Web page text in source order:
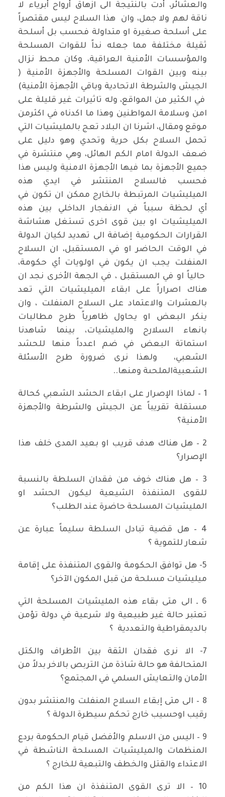
والعشائر، أدت بالنتيجة الى ازهاق أرواح أبرياء لا
ناقة لهم ولا جمل، وان هذا السلاح ليس مقتصراً
على أسلحة صغيرة او متداولة فحسب بل أسلحة
ثقيلة مختلفة مما جعله نداً للقوات المسلحة
والمؤسسات الأمنية العراقية، وكان محط نزال
بينه وبين القوات المسلحة والأجهزة الأمنية (
الجيش والشرطة الاتحادية وباقي الأجهزة الأمنية)
في الكثير من المواقع، وله تاثيرات غير قليلة على
امن وسلامة المواطنين وهذا ما اكدناه في اكثرمن
موقع ومقال، اشرنا ان البلاد تعج بالمليشيات التي
تحمل السلاح بكل حرية وتحدي وهو دليل على
ضعف الدولة امام الكم الهائل، وهي منتشرة في
جميع الأجهزة بما فيها الأجهزة الامنية وليس هذا
فحسب فالسلاح المنتشر في ايدي هذه
الميليشيات المرتبطة بالخارج ممكن ان تكون في
أي لحظة سبباً في الانفجار الداخلي بين هذه
الميليشيات او بين قوى اخرى تستغل هشاشة
القرارات الحكومية إضافة الى تهديد لكيان الدولة
في الوقت الحاضر او في المستقبل، ان السلاح
المنفلت يجب ان يكون في اولويات أي حكومة،
حالياً او في المستقبل ، في الجهة الأخرى نجد ان
هناك اصراراً على ابقاء الميليشيات التي تعد
بالعشرات والاعتماد على السلاح المنفلت ، وان
ينكر البعض او يحاول ظاهرياً طرح مطالبات
بانهاء السلارح والمليشيات، بينما شاهدنا
استماتة البعض في ضم اعدداً منها للحشد
الشعبي، ولهذا نرى ضرورة طرح الأسئلة
الشعبيةالملحىة ومنها..
1 – لماذا الإصرار على ابقاء الحشد الشعبي كحالة
مستقلة تقريباً عن الجيش والشرطة والأجهزة
الأمنية؟
2 – هل هناك هدف قريب او بعيد المدى خلف هذا
الإصرار؟
3 – هل هناك خوف من فقدان السلطة بالنسبة
للقوى المتنفذة الشيعية ليكون الحشد او
المليشيات المسلحة حاضرة عند الطلب؟
4 – هل قضية تبادل السلطة سليماً عبارة عن
شعار للتموية ؟
5- هل توافق الحكومة والقوى المتنفذة على إقامة
ميليشيات مسلحة من قبل المكون الآخر؟
6 ـ الى متى بقاء هذه المليشيات المسلحة التي
تعتبر حالة غير طبيعية ولا شرعية في دولة تؤمن
بالديمقراطية والتعددية ؟
7- الا نرى فقدان الثقة بين الأطراف والكتل
المتحالفة هو حالة شاذة من التربص بالاخر بدلاً من
الأمان والتعايش السلمي في المجتمع؟
8 – الى متى إبقاء السلاح المنفلت والمنتشر بدون
رقيب اوحسيب خارج تحكم سيطرة الدولة ؟
9 – اليس من الاسلم والأفضل قيام الحكومة بردع
المنظمات والميليشيات المسلحة الناشطة في
الاعتداء والقتل والخطف والتبعية للخارج ؟
10 – الا ترى القوى المتنفذة ان هذا الكم من